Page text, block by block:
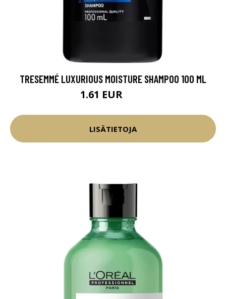
TRESEMMÉ LUXURIOUS MOISTURE SHAMPOO 100 ML
1.61 EUR
LISÄTIETOJA